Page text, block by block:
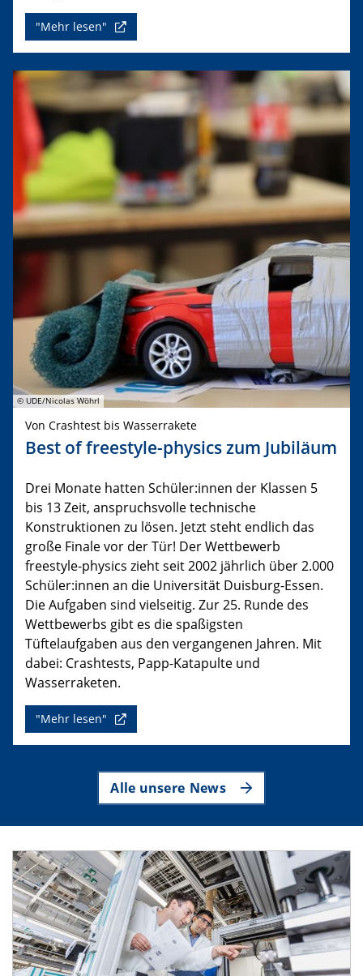
"Mehr lesen"
© UDE/Nicolas Wöhrl
Von Crashtest bis Wasserrakete
Best of freestyle-physics zum Jubiläum
Drei Monate hatten Schüler:innen der Klassen 5
bis 13 Zeit, anspruchsvolle technische
Konstruktionen zu lösen. Jetzt steht endlich das
große Finale vor der Tür! Der Wettbewerb
freestyle-physics zieht seit 2002 jährlich über 2.000
Schüler:innen an die Universität Duisburg-Essen.
Die Aufgaben sind vielseitig. Zur 25. Runde des
Wettbewerbs gibt es die spaßigsten
Tüftelaufgaben aus den vergangenen Jahren. Mit
dabei: Crashtests, Papp-Katapulte und
Wasserraketen.
"Mehr lesen"
Alle unsere News